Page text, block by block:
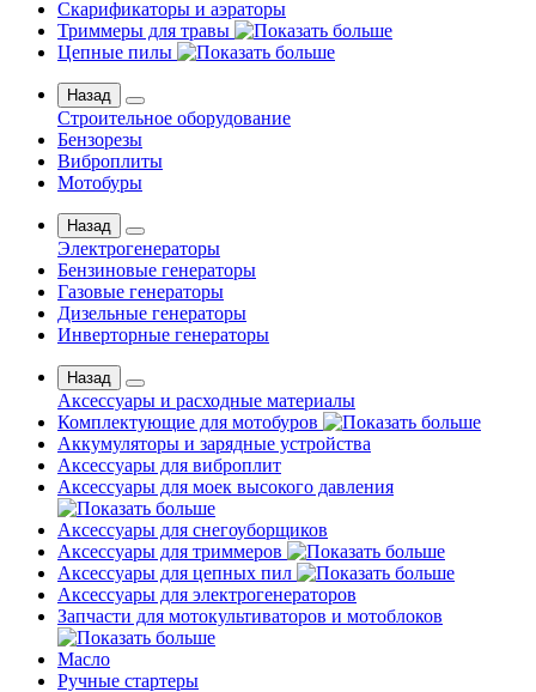
Скарификаторы и аэраторы
Триммеры для травы
Цепные пилы
Назад
Строительное оборудование
Бензорезы
Виброплиты
Мотобуры
Назад
Электрогенераторы
Бензиновые генераторы
Газовые генераторы
Дизельные генераторы
Инверторные генераторы
Назад
Аксессуары и расходные материалы
Комплектующие для мотобуров
Аккумуляторы и зарядные устройства
Аксессуары для виброплит
Аксессуары для моек высокого давления
Аксессуары для снегоуборщиков
Аксессуары для триммеров
Аксессуары для цепных пил
Аксессуары для электрогенераторов
Запчасти для мотокультиваторов и мотоблоков
Масло
Ручные стартеры